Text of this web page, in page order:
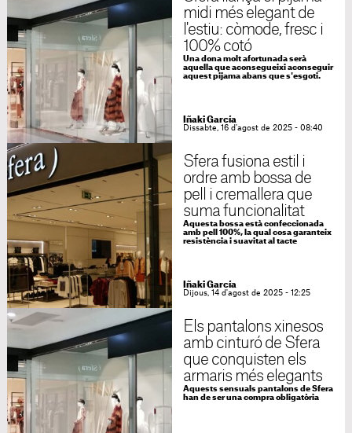
midi més elegant de
l'estiu: còmode, fresc i
100% cotó
Una dona molt afortunada serà
aquella que aconsegueixi aconseguir
aquest pijama abans que s'esgoti.
Iñaki García
Dissabte, 16 d'agost de 2025 - 08:40
Sfera fusiona estil i
ordre amb bossa de
pell i cremallera que
suma funcionalitat
Aquesta bossa està confeccionada
amb pell 100%, la qual cosa garanteix
resistència i suavitat al tacte
Iñaki García
Dijous, 14 d'agost de 2025 - 12:25
Els pantalons xinesos
amb cinturó de Sfera
que conquisten els
armaris més elegants
Aquests sensuals pantalons de Sfera
han de ser una compra obligatòria